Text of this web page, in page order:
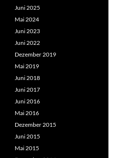
Juni 2025
Mai 2024
Juni 2023
Juni 2022
Dezember 2019
Mai 2019
Juni 2018
Juni 2017
Juni 2016
Mai 2016
Dezember 2015
Juni 2015
Mai 2015